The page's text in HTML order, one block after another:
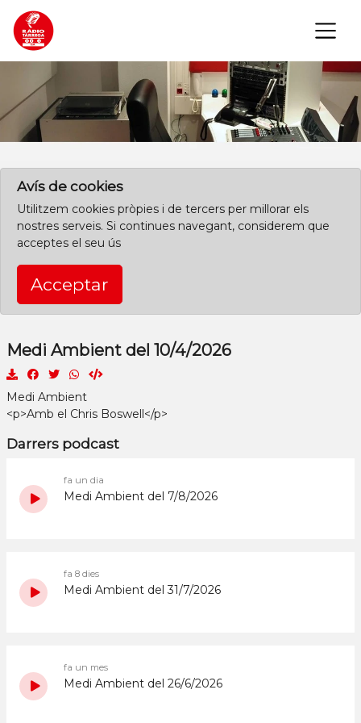
×
Clica aquí per començar des de l'inici
Avís de cookies
Utilitzem cookies pròpies i de tercers per millorar els
nostres serveis. Si continues navegant, considerem que
acceptes el seu ús
Acceptar
Medi Ambient del 10/4/2026
Medi Ambient
<p>Amb el Chris Boswell</p>
Darrers podcast
fa un dia
Medi Ambient del 7/8/2026
fa 8 dies
Medi Ambient del 31/7/2026
fa un mes
Medi Ambient del 26/6/2026